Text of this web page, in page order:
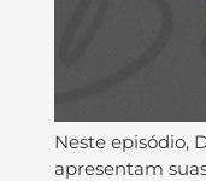
Neste episódio,
apresentam